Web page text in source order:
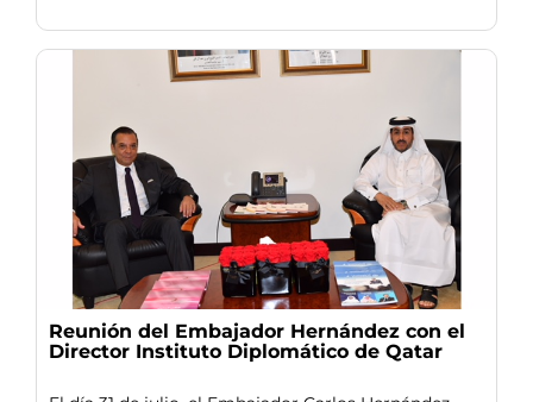
Reunión del Embajador Hernández con el
Director Instituto Diplomático de Qatar